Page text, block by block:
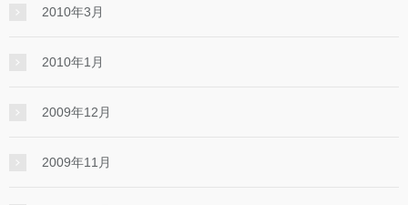
2010年3月
2010年1月
2009年12月
2009年11月